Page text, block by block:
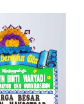
price
was:
Rp699.000.